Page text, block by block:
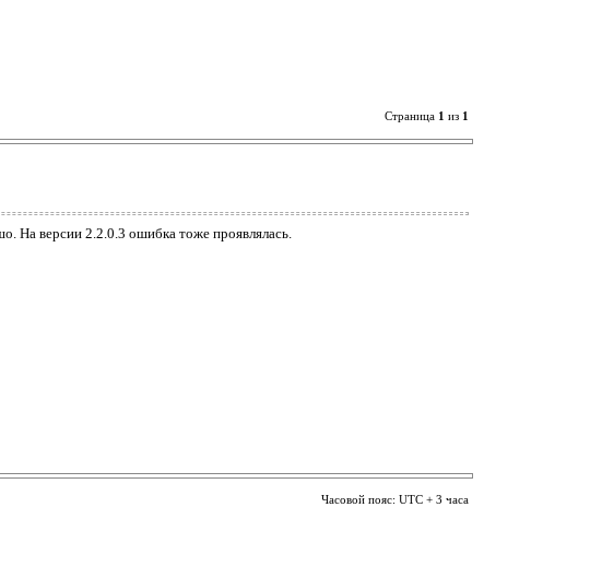
Страница 1 из 1
На версии 2.2.0.3 ошибка тоже проявлялась.
Часовой пояс: UTC + 3 часа